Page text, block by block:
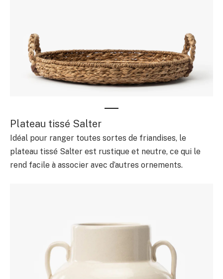
Plateau tissé Salter
Idéal pour ranger toutes sortes de friandises, le
plateau tissé Salter est rustique et neutre, ce qui le
rend facile à associer avec d’autres ornements.